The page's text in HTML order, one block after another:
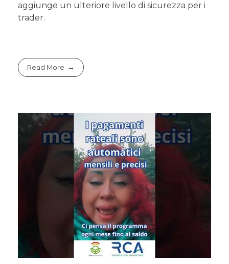
aggiunge un ulteriore livello di sicurezza per i
trader.
Read More